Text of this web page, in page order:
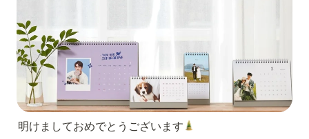
明けましておめでとうございます